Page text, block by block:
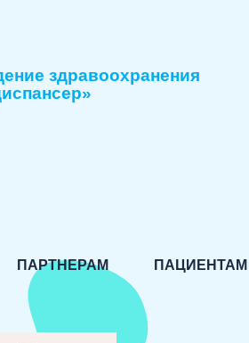
здравоохранения
ПАРТНЕРАМ ПАЦИЕНТАМ